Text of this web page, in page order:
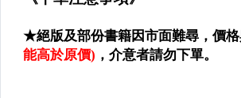
✈企管╱商業